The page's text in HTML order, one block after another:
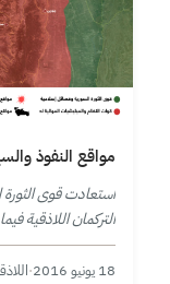
مواقع النفوذ والسيطرة
استعادت قوى
التركمان اللاذقية
18 يونيو 2016 ·